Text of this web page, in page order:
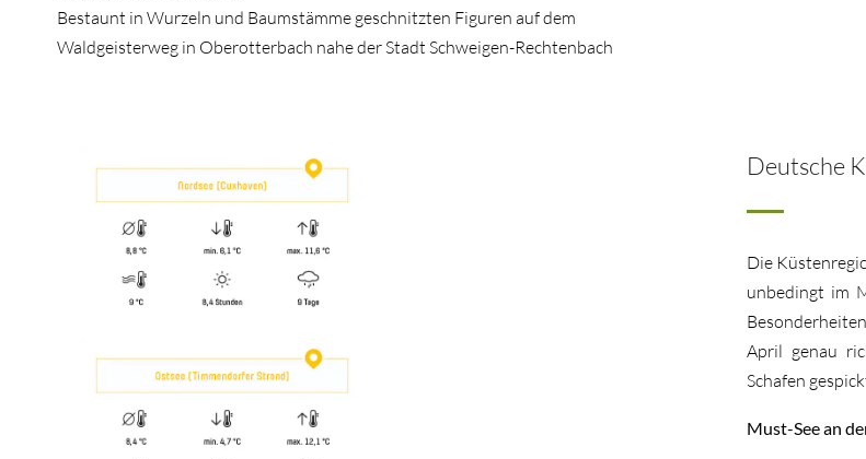
Bestaunt in Wurzeln und Baumstämme geschnitzten Figuren auf dem
Waldgeisterweg in Oberotterbach nahe der Stadt Schweigen-Rechtenbach
Deutsche
Die
unbedingt im
April genau
Schafen
Must-See an